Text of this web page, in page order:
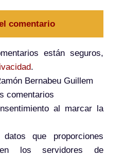
están seguros,
.
Bernabeu Guillem
comentarios
al marcar la
que proporciones
los servidores de